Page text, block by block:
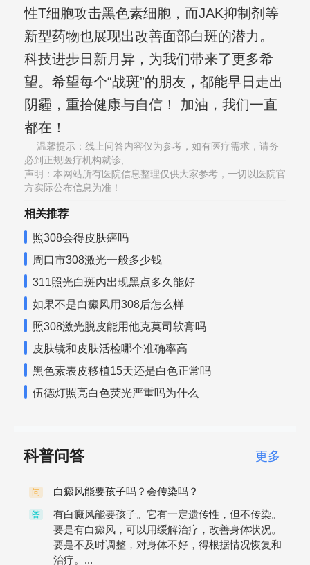
性T细胞攻击黑色素细胞，而JAK抑制剂等
新型药物也展现出改善面部白斑的潜力。
科技进步日新月异，为我们带来了更多希
望。希望每个“战斑”的朋友，都能早日走出
阴霾，重拾健康与自信！ 加油，我们一直
都在！
温馨提示：线上问答内容仅为参考，如有医疗需求，请务
必到正规医疗机构就诊,
声明：本网站所有医院信息整理仅供大家参考，一切以医院官
方实际公布信息为准！
相关推荐
照308会得皮肤癌吗
周口市308激光一般多少钱
311照光白斑内出现黑点多久能好
如果不是白癜风用308后怎么样
照308激光脱皮能用他克莫司软膏吗
皮肤镜和皮肤活检哪个准确率高
黑色素表皮移植15天还是白色正常吗
伍德灯照亮白色荧光严重吗为什么
科普问答 更多
问 白癜风能要孩子吗？会传染吗？
答
有白癜风能要孩子。它有一定遗传性，但不传染。
要是有白癜风，可以用缓解治疗，改善身体状况。
要是不及时调整，对身体不好，得根据情况恢复和
治疗。...